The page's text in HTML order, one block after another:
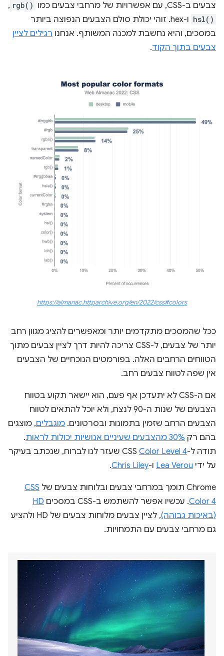
צבעים ב-CSS, עם אפשרויות של מרחבי צבעים כמו
rgb()
,‏
hsl()
ו-hex. זוהי יכולת סולם הצבעים הנפוצה ביותר
במסכים, והיא נחשבת למכנה המשותף. אנחנו רגילים לציין
צבעים בתוך הקוד.
https://almanac.httparchive.org/en/2022/css#colors
ככל שהמסכים מתקדמים יותר ומאפשרים להציג מגוון רחב
יותר של צבעים, ל-CSS צריכה להיות דרך לציין צבעים מתוך
הטווחים הרחבים האלה. בפורמטים הנוכחיים של הצבעים
אין שפה לטווח צבעים רחב.
אם ה-CSS לא יתעדכן אף פעם, הוא יישאר תקוע בטווח
הצבעים של שנות ה-90 לנצח, ולא יוכל להתאים לטווח
הצבעים הרחב שזמין בתמונות ובסרטונים. מוגבלים, מוצגים
בהם רק 30% מהצבעים שעיניים אנושיות יכולות לראות
.
תודה ל-CSSColor Level 4
שעזר לנו לברוח, שנכתב בעיקר
על ידי Lea Verou ו-Chris Liley
.
Chrome תומך במרחבי צבעים ובלוחות צבעים של
CSS
Color 4. עכשיו אפשר להשתמש ב-CSS במסכים
HD
(באיכות גבוהה)
, לציין צבעים מלוחות צבעים של HD ולהציע
גם מרחבי צבעים עם התמחויות.